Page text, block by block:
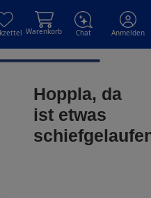
Warenkorb Chat Anmelden
Hoppla, da
ist etwas